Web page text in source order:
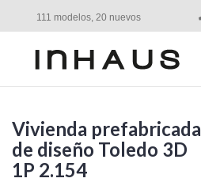
111 modelos, 20 nuevos
Vivienda prefabricada
de diseño Toledo 3D
1P 2.154